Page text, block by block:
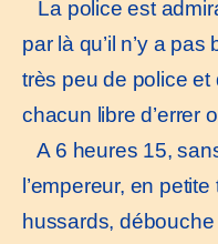
La police est
par là qu’il n’y a
très peu de police et
chacun libre d’errer
A 6 heures 15,
l’empereur, en
hussards, débouche